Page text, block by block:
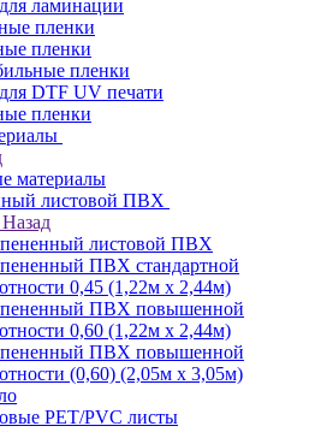
ламинации
пленки
пленки
пленки
DTF UV печати
пленки
материалы
листовой ПВХ
Назад
листовой ПВХ
ПВХ стандартной
0,45 (1,22м х 2,44м)
ПВХ повышенной
0,60 (1,22м х 2,44м)
ПВХ повышенной
(0,60) (2,05м х 3,05м)
PET/PVC листы